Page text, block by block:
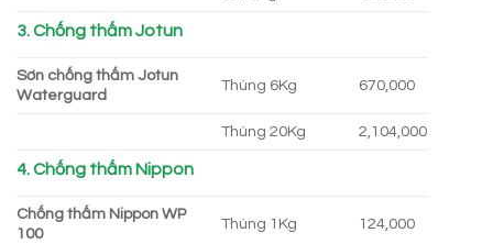
3. Chống thấm Jotun
Sơn chống thấm Jotun
Waterguard
Thùng 6Kg 670,000
Thùng 20Kg 2,104,000
4. Chống thấm Nippon
Chống thấm Nippon WP
100
Thùng 1Kg 124,000